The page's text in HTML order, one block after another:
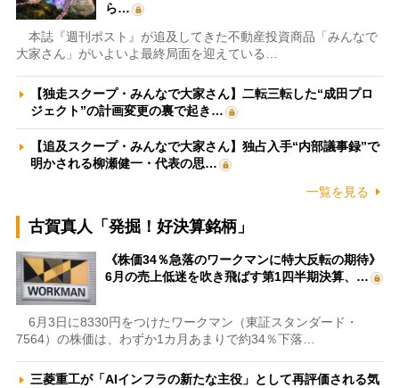
ら…
本誌『週刊ポスト』が追及してきた不動産投資商品「みんなで
大家さん」がいよいよ最終局面を迎えている…
【独走スクープ・みんなで大家さん】二転三転した“成田プロ
ジェクト”の計画変更の裏で起き…
【追及スクープ・みんなで大家さん】独占入手“内部議事録”で
明かされる柳瀬健一・代表の思…
一覧を見る
古賀真人「発掘！好決算銘柄」
《株価34％急落のワークマンに特大反転の期待》
6月の売上低迷を吹き飛ばす第1四半期決算、…
6月3日に8330円をつけたワークマン（東証スタンダード・
7564）の株価は、わずか1カ月あまりで約34％下落…
三菱重工が「AIインフラの新たな主役」として再評価される気